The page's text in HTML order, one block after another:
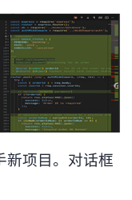
新项目。对话框